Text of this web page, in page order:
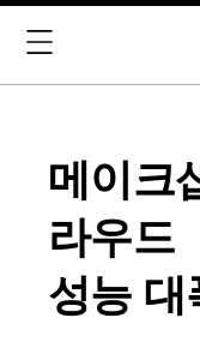
메이크
라우드
성능 대